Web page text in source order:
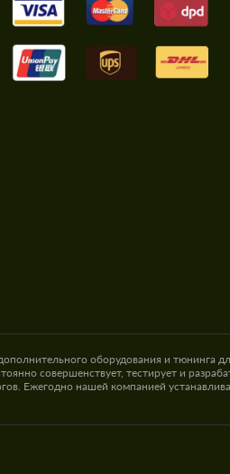
оборудования и тюнинга
совершенствует, тестирует и
Ежегодно нашей компанией